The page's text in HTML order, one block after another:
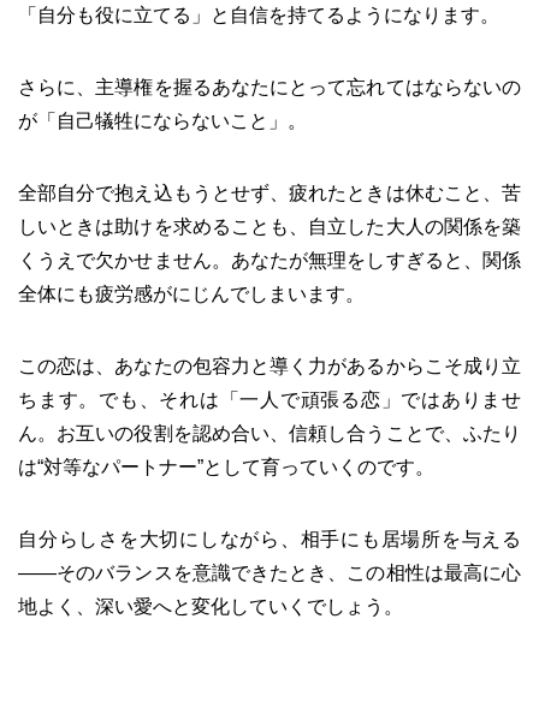
「自分も役に立てる」と自信を持てるようになります。
さらに、主導権を握るあなたにとって忘れてはならないの
が「自己犠牲にならないこと」。
全部自分で抱え込もうとせず、疲れたときは休むこと、苦
しいときは助けを求めることも、自立した大人の関係を築
くうえで欠かせません。あなたが無理をしすぎると、関係
全体にも疲労感がにじんでしまいます。
この恋は、あなたの包容力と導く力があるからこそ成り立
ちます。でも、それは「一人で頑張る恋」ではありませ
ん。お互いの役割を認め合い、信頼し合うことで、ふたり
は“対等なパートナー”として育っていくのです。
自分らしさを大切にしながら、相手にも居場所を与える
――そのバランスを意識できたとき、この相性は最高に心
地よく、深い愛へと変化していくでしょう。